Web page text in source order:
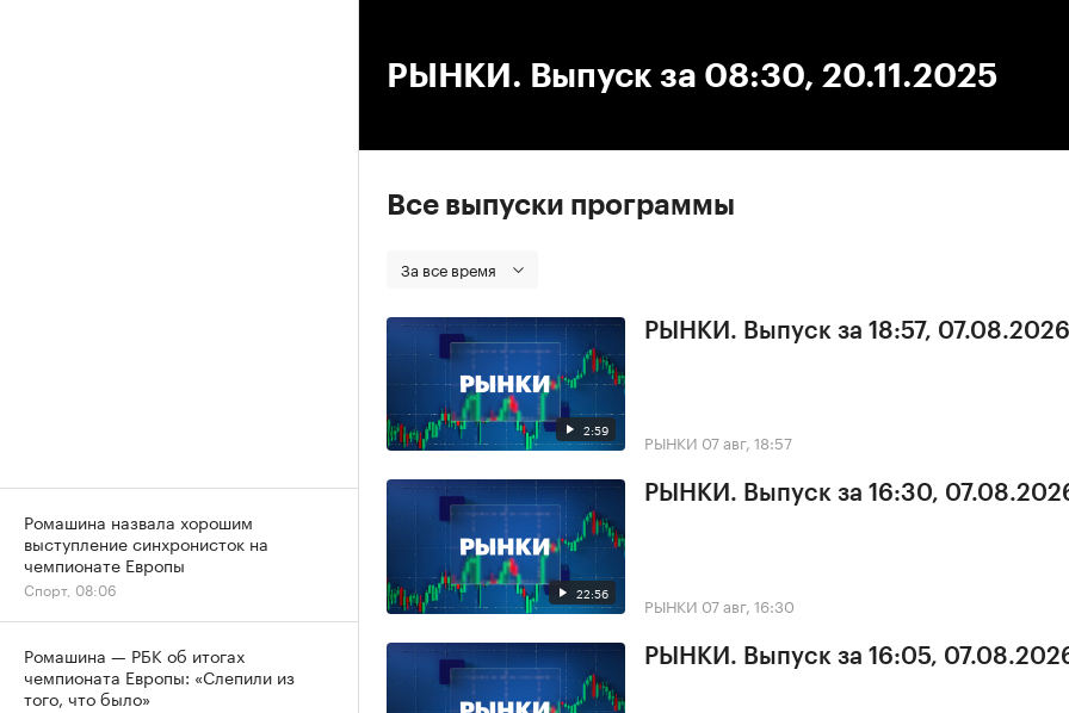
РЫНКИ. Выпуск за 08:30, 20.11.2025
Все выпуски программы
За все время
2:59
РЫНКИ. Выпуск за 18:57, 07.08.2026
РЫНКИ 07 авг, 18:57
22:56
РЫНКИ. Выпуск за 16:30,
РЫНКИ 07 авг, 16:30
РЫНКИ. Выпуск за 16:05,
Ромашина назвала хорошим
выступление синхронисток на
чемпионате Европы
Спорт, 08:06
Ромашина — РБК об итогах
чемпионата Европы: «Слепили из
того, что было»